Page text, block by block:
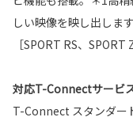
しい映像を映し出します
［SPORT RS、SPORT
対応T-Connectサービ
T-Connect スタンダー